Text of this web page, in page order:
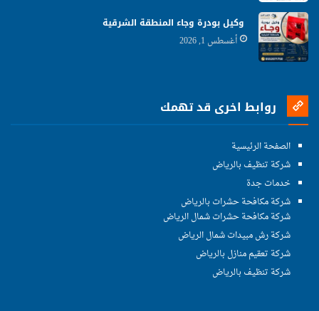
وكيل بودرة وجاء المنطقة الشرقية
أغسطس 1, 2026
روابط اخرى قد تهمك
الصفحة الرئيسية
شركة تنظيف بالرياض
خدمات جدة
شركة مكافحة حشرات بالرياض
شركة مكافحة حشرات شمال الرياض
شركة رش مبيدات شمال الرياض
شركة تعقيم منازل بالرياض
شركة تنظيف بالرياض